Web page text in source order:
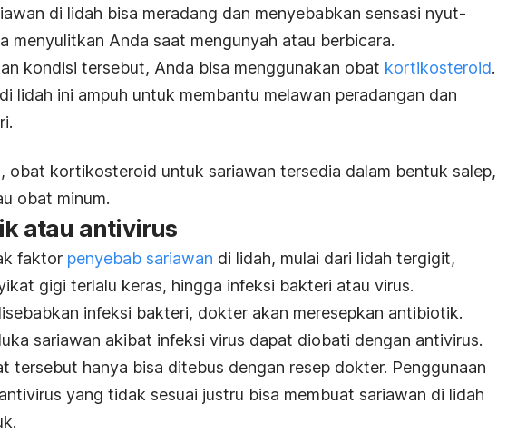
di lidah bisa meradang dan menyebabkan sensasi nyut-
menyulitkan Anda saat mengunyah atau berbicara.
kondisi tersebut, Anda bisa menggunakan obat kortikosteroid.
lidah ini ampuh untuk membantu melawan peradangan dan
obat kortikosteroid untuk sariawan tersedia dalam bentuk salep,
obat minum.
atau antivirus
faktor penyebab sariawan di lidah, mulai dari lidah tergigit,
gigi terlalu keras, hingga infeksi bakteri atau virus.
infeksi bakteri, dokter akan meresepkan antibiotik.
sariawan akibat infeksi virus dapat diobati dengan antivirus.
tersebut hanya bisa ditebus dengan resep dokter. Penggunaan
yang tidak sesuai justru bisa membuat sariawan di lidah